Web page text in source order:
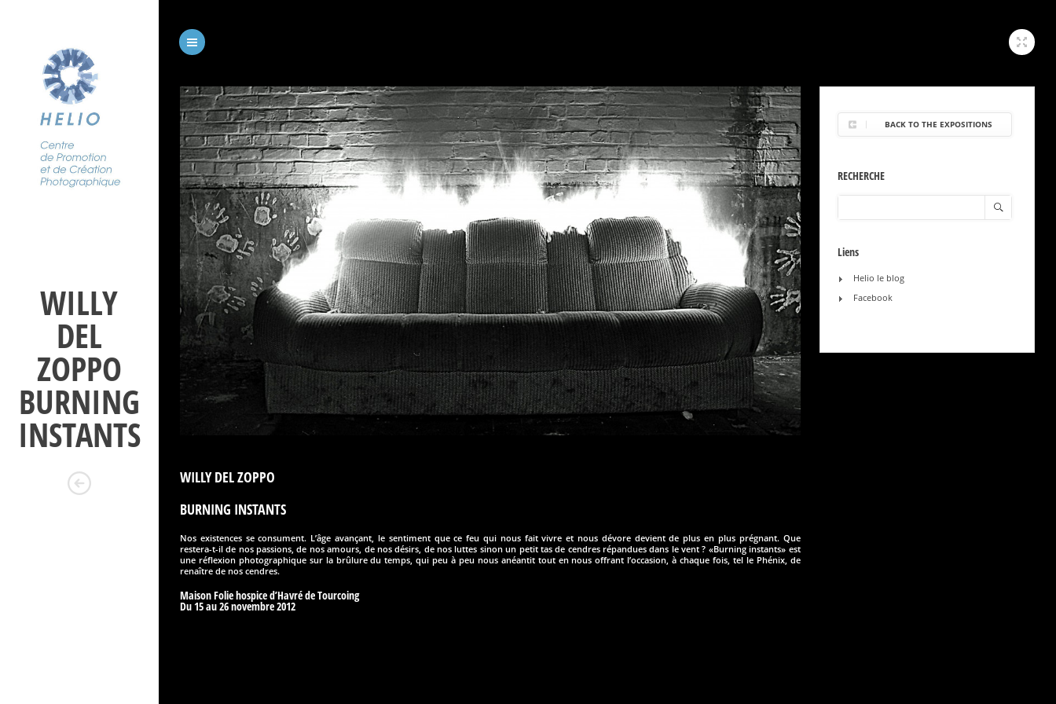
WILLY
DEL
ZOPPO
BURNING
INSTANTS
WILLY DEL ZOPPO
BURNING INSTANTS
Nos existences se consument. L’âge avançant, le sentiment que ce feu qui nous fait vivre et nous dévore devient de plus en plus prégnant. Que
restera-t-il de nos passions, de nos amours, de nos désirs, de nos luttes sinon un petit tas de cendres répandues dans le vent ? «Burning instants» est
une réflexion photographique sur la brûlure du temps, qui peu à peu nous anéantit tout en nous offrant l’occasion, à chaque fois, tel le Phénix, de
renaître de nos cendres.
Maison Folie hospice d’Havré de Tourcoing
Du 15 au 26 novembre 2012
BACK TO THE EXPOSITIONS
RECHERCHE
Liens
Helio le blog
Facebook